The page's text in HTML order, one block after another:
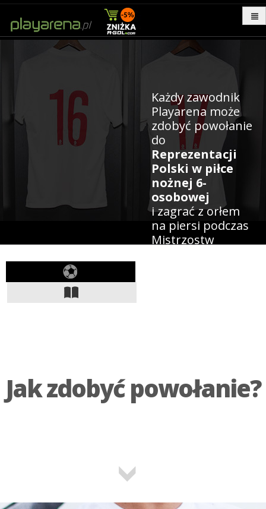
Każdy zawodnik
Playarena może
zdobyć powołanie
do
Reprezentacji
Polski w piłce
nożnej 6-
osobowej
i zagrać z orłem
na piersi podczas
Mistrzostw
Jak zdobyć powołanie?